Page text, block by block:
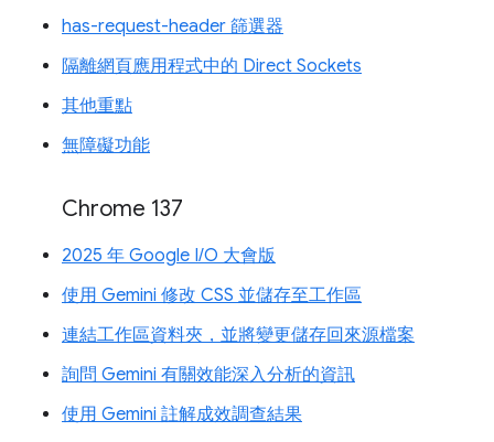
has-request-header 篩選器
隔離網頁應用程式中的 Direct Sockets
其他重點
無障礙功能
Chrome 137
2025 年 Google I/O 大會版
使用 Gemini 修改 CSS 並儲存至工作區
連結工作區資料夾，並將變更儲存回來源檔案
詢問 Gemini 有關效能深入分析的資訊
使用 Gemini 註解成效調查結果